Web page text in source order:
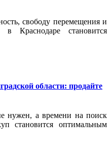
свободу перемещения и
в Краснодаре становится
области: продайте
нужен, а времени на поиск
становится оптимальным